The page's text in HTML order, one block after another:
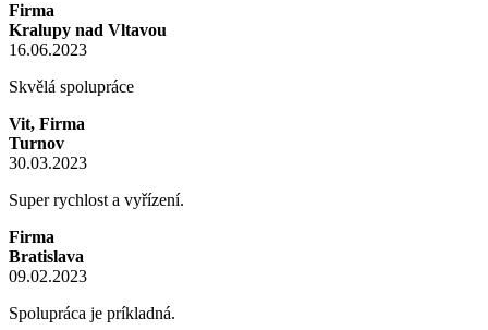
Firma
Kralupy nad Vltavou
16.06.2023
Skvělá spolupráce
Vit, Firma
Turnov
30.03.2023
Super rychlost a vyřízení.
Firma
Bratislava
09.02.2023
Spolupráca je príkladná.